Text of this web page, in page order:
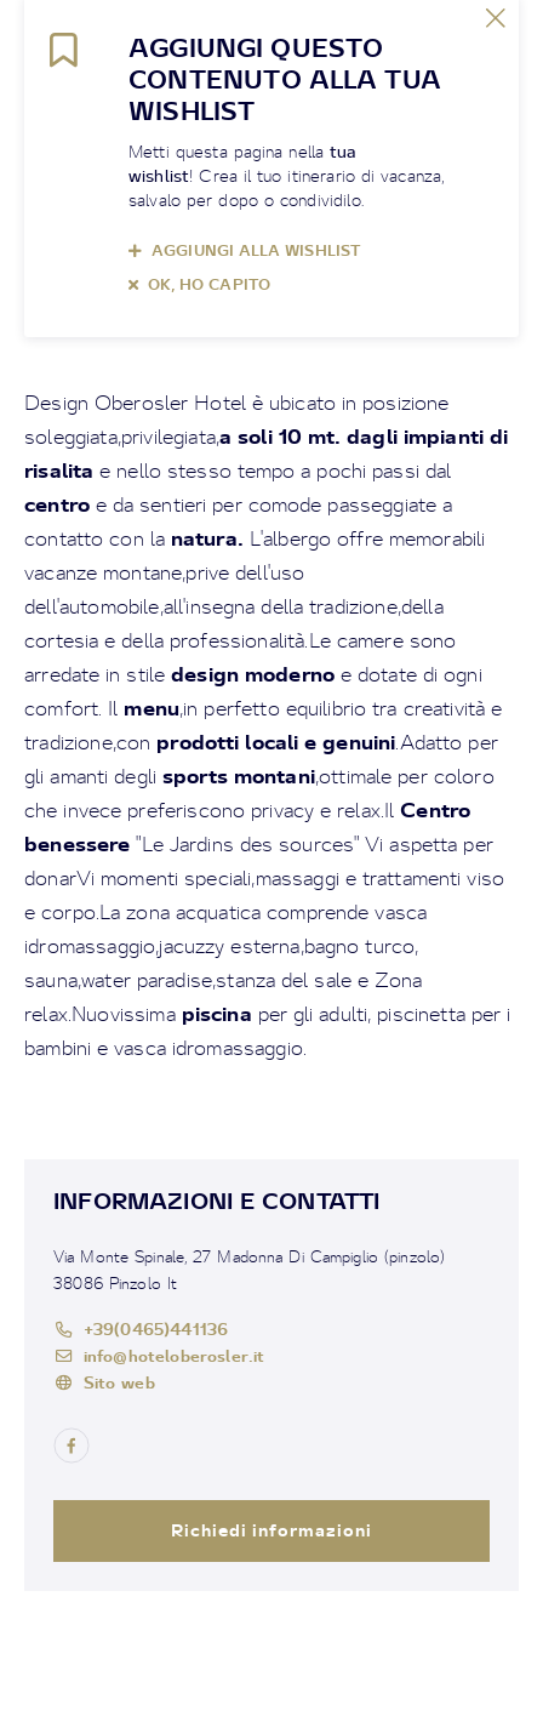
AGGIUNGI QUESTO
CONTENUTO ALLA TUA
WISHLIST
Metti questa pagina nellatua
wishlist! Crea il tuo itinerario di vacanza,
salvalo per dopo o condividilo.
AGGIUNGI ALLA WISHLIST
OK, HO CAPITO
Design Oberosler Hotel è ubicato in posizione
soleggiata,privilegiata,a soli 10 mt. dagli impianti di
risalita e nello stesso tempo a pochi passi dal
centro e da sentieri per comode passeggiate a
contatto con la natura. L'albergo offre memorabili
vacanze montane,prive dell'uso
dell'automobile,all'insegna della tradizione,della
cortesia e della professionalità.Le camere sono
arredate in stiledesign moderno e dotate di ogni
comfort. Il menu,in perfetto equilibrio tra creatività e
tradizione,con prodotti locali e genuini.Adatto per
gli amanti degli sports montani,ottimale per coloro
che invece preferiscono privacy e relax.IlCentro
benessere "Le Jardins des sources" Vi aspetta per
donarVi momenti speciali,massaggi e trattamenti viso
e corpo.La zona acquatica comprende vasca
idromassaggio,jacuzzy esterna,bagno turco,
sauna,water paradise,stanza del sale e Zona
relax.Nuovissima piscina per gli adulti, piscinetta per i
bambini e vasca idromassaggio.
INFORMAZIONI E CONTATTI
Via Monte Spinale, 27 Madonna Di Campiglio (pinzolo)
38086 Pinzolo It
+39(0465)441136
info@hoteloberosler.it
Sito web
Richiedi informazioni